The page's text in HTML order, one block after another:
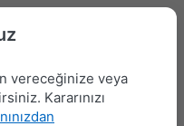
Giriş yap
vereceğinize veya
Kararınızı